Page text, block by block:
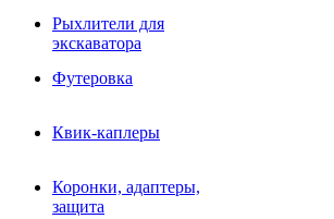
Рыхлители для
экскаватора
Футеровка
Квик-каплеры
Коронки, адаптеры,
защита